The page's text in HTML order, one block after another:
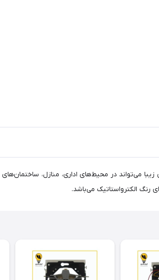
در محیط‌های اداری، منازل، ساختمان‌های
رنگ الکترواستاتیک می‌باشد.